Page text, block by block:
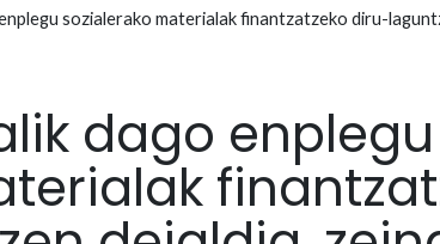
sozialerako materialak finantzatzeko diru-
dago